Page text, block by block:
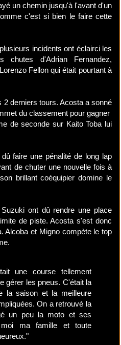
un chemin jusqu'à l'avant d'un
c'est si bien le faire cette
incidents ont éclairci les
chutes d'Adrian Fernandez,
Fellon qui était pourtant à
derniers tours. Acosta a sonné
du classement pour gagner
de seconde sur Kaito Toba lui
faire une pénalité de long lap
de chuter une nouvelle fois à
brillant coéquipier domine le
ont dû rendre une place
de piste. Acosta s'est donc
Alcoba et Migno compète le top
une course tellement
gérer les pneus. C'était la
la saison et la meilleure
On a retrouvé la
un peu la moto et ses
ma famille et toute